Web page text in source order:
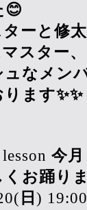
😊
ーと修
スター
なメン
ます✨✨
今
お踊り
日 ) 19:00